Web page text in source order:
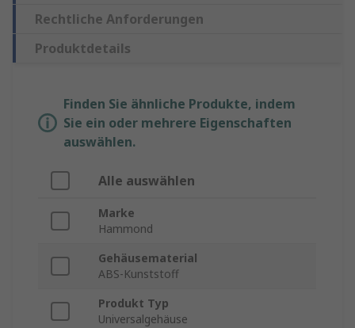
Rechtliche Anforderungen
Produktdetails
Finden Sie ähnliche Produkte, indem
Sie ein oder mehrere Eigenschaften
auswählen.
Alle auswählen
Marke
Hammond
Gehäusematerial
ABS-Kunststoff
Produkt Typ
Universalgehäuse